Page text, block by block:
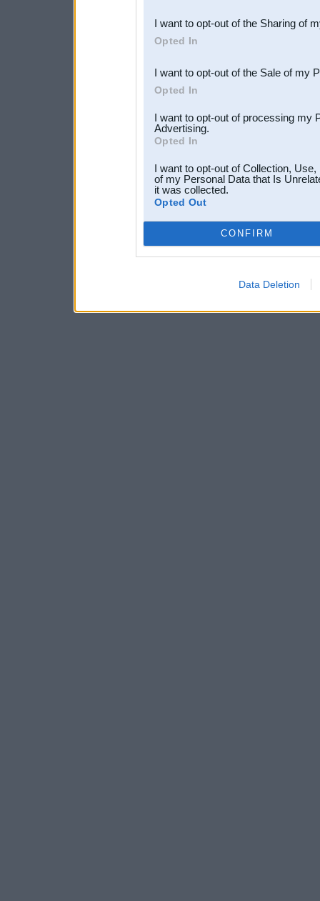
Downstream Participants
third parties.
I want to opt-out of the Sharing of
Opted In
I want to opt-out of the Sale of my
Opted In
I want to opt-out of processing my
Advertising.
Opted In
I want to opt-out of Collection,
of my Personal Data that Is
it was collected.
Opted Out
CONFIRM
Data Deletion